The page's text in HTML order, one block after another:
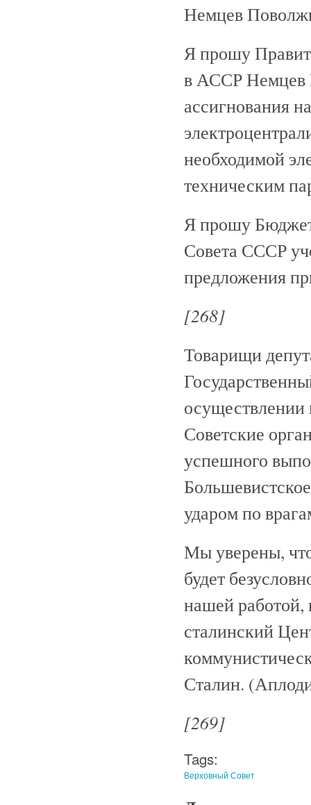
Немцев
Я прошу
в АССР Немцев
ассигнования
необходимой
техническим
Я прошу
Совета СССР
предложения
[268]
Товарищи
осуществлении
Советские
успешного
ударом по
Мы уверены,
будет
нашей работой,
сталинский
Сталин.
[269]
Tags:
Верховный Совет